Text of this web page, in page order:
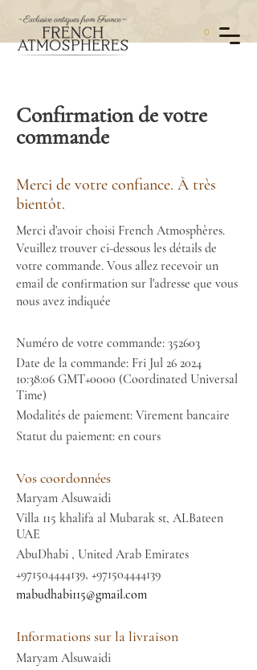
0
Confirmation de votre
commande
Merci de votre confiance. À très
bientôt.
Merci d'avoir choisi French Atmosphères.
Veuillez trouver ci-dessous les détails de
votre commande. Vous allez recevoir un
email de confirmation sur l'adresse que vous
nous avez indiquée
Numéro de votre commande: 352603
Date de la commande: Fri Jul 26 2024
10:38:06 GMT+0000 (Coordinated Universal
Time)
Modalités de paiement: Virement bancaire
Statut du paiement: en cours
Vos coordonnées
Maryam Alsuwaidi
Villa 115 khalifa al Mubarak st, ALBateen
UAE
AbuDhabi , United Arab Emirates
+971504444139, +971504444139
mabudhabi115@gmail.com
Informations sur la livraison
Maryam Alsuwaidi